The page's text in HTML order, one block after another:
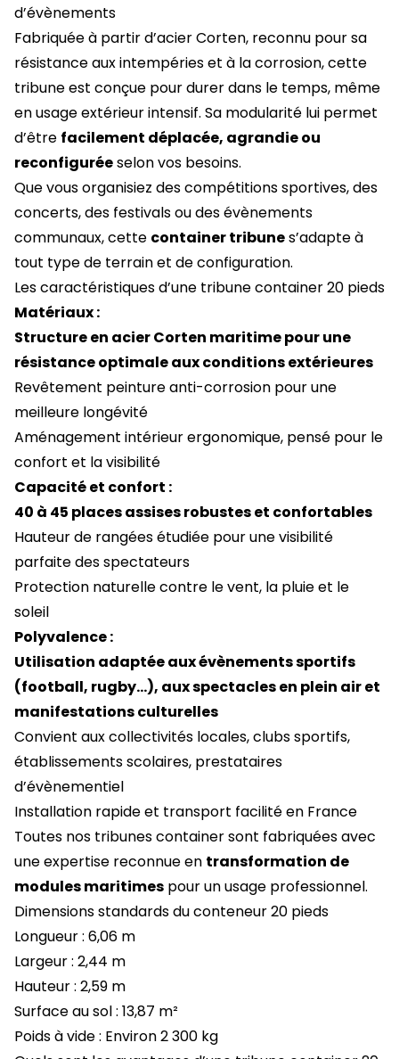
d’évènements
Fabriquée à partir d’acier Corten, reconnu pour sa
résistance aux intempéries et à la corrosion, cette
tribune est conçue pour durer dans le temps, même
en usage extérieur intensif. Sa modularité lui permet
d’être facilement déplacée, agrandie ou
reconfiguréeselon vos besoins.
Que vous organisiez des compétitions sportives, des
concerts, des festivals ou des évènements
communaux, cette container tribunes’adapte à
tout type de terrain et de configuration.
Les caractéristiques d’une tribune container 20 pieds
Matériaux :
Structure en acier Corten maritime pour une
résistance optimale aux conditions extérieures
Revêtement peinture anti-corrosion pour une
meilleure longévité
Aménagement intérieur ergonomique, pensé pour le
confort et la visibilité
Capacité et confort :
40 à 45 places assises robustes et confortables
Hauteur de rangées étudiée pour une visibilité
parfaite des spectateurs
Protection naturelle contre le vent, la pluie et le
soleil
Polyvalence :
Utilisation adaptée aux évènements sportifs
(football, rugby…), aux spectacles en plein air et
manifestations culturelles
Convient aux collectivités locales, clubs sportifs,
établissements scolaires, prestataires
d’évènementiel
Installation rapide et transport facilité en France
Toutes nos tribunes container sont fabriquées avec
une expertise reconnue en transformation de
modules maritimes pour un usage professionnel.
Dimensions standards du conteneur 20 pieds
Longueur : 6,06 m
Largeur : 2,44 m
Hauteur : 2,59 m
Surface au sol : 13,87 m²
Poids à vide : Environ 2 300 kg